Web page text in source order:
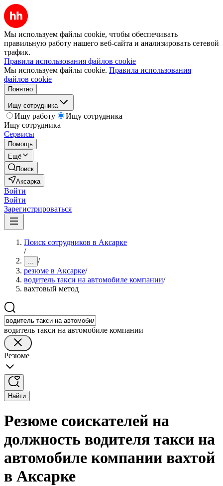
Мы используем файлы cookie, чтобы обеспечивать
правильную работу нашего веб-сайта и анализировать сетевой
трафик.
Правила использования файлов cookie
Мы используем файлы cookie. Правила использования
файлов cookie
Понятно
Ищу сотрудника
Ищу работу
Ищу сотрудника
Ищу сотрудника
Сервисы
Помощь
Ещё
Поиск
Аксарка
Войти
Войти
Зарегистрироваться
Поиск сотрудников в Аксарке
/
... /
резюме в Аксарке/
водитель такси на автомобиле компании/
вахтовый метод
водитель такси на автомобиле компании
Резюме
Найти
Резюме соискателей на
должность водителя такси на
автомобиле компании вахтой
в Аксарке